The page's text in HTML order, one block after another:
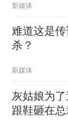
新媒体
难道这是
杀？
新媒体
灰姑娘为
跟鞋砸在